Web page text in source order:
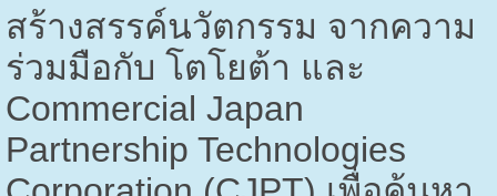
สร้างสรรค์นวัตกรรม จากความ
ร่วมมือกับ โตโยต้า และ
Commercial Japan
Partnership Technologies